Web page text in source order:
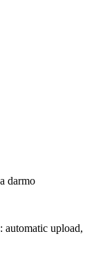
darmo
upload,